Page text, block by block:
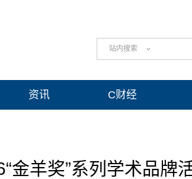
站内搜索
资讯 C财经
金羊奖”系列学术品牌